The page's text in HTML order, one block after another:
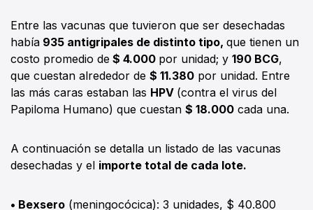
Entre las vacunas que tuvieron que ser desechadas
había 935 antigripales de distinto tipo, que tienen un
costo promedio de $ 4.000 por unidad; y 190 BCG,
que cuestan alrededor de $ 11.380 por unidad. Entre
las más caras estaban las HPV (contra el virus del
Papiloma Humano) que cuestan $ 18.000 cada una.
A continuación se detalla un listado de las vacunas
desechadas y el importe total de cada lote.
• Bexsero (meningocócica): 3 unidades, $ 40.800